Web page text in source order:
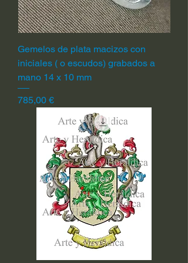
Gemelos de plata macizos con
iniciales ( o escudos) grabados a
mano 14 x 10 mm
Precio
785,00 €